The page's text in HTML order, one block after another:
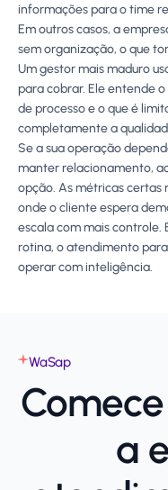
informações para o time
Em outros casos, a
sem organização, o que
Um gestor mais maduro
para cobrar. Ele entende
de processo e o que é
completamente a
Se a sua operação
manter relacionamento,
opção. As métricas certas
onde o cliente espera
escala com mais controle.
rotina, o atendimento
operar com inteligência.
WaSap
a